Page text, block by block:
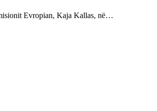
Evropian, Kaja Kallas, në…